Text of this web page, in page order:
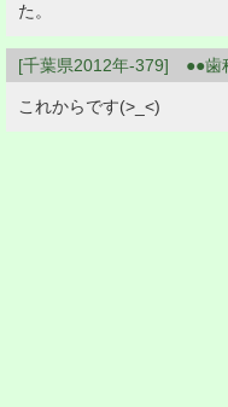
た。
[千葉県2012年-379] ●●
これからです(>_<)